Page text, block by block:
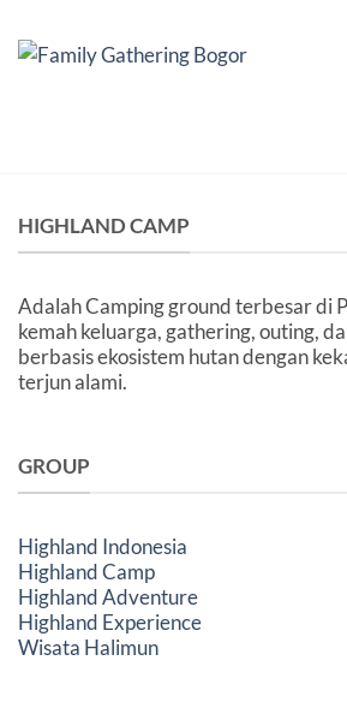
Terbaik
di
Bogor
dan
HIGHLAND CAMP
Adalah Camping ground terbesar di
kemah keluarga, gathering, outing,
berbasis ekosistem hutan dengan
terjun alami.
GROUP
Highland Indonesia
Highland Camp
Highland Adventure
Highland Experience
Wisata Halimun